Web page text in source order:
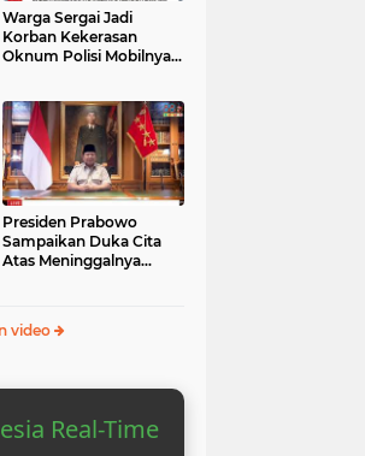
Warga Sergai Jadi
Korban Kekerasan
Oknum Polisi Mobilnya
Presiden Prabowo
Sampaikan Duka Cita
Atas Meninggalnya
video
Real-Time